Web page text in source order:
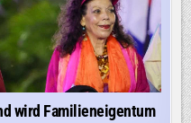
wird Familieneigentum